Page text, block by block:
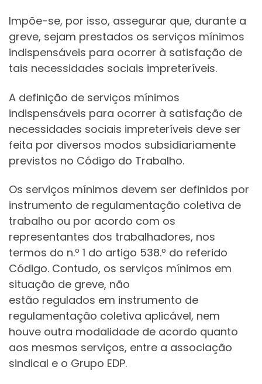
Impõe-se, por isso, assegurar que, durante a
greve, sejam prestados os serviços mínimos
indispensáveis para ocorrer à satisfação de
tais necessidades sociais impreteríveis.
A definição de serviços mínimos
indispensáveis para ocorrer à satisfação de
necessidades sociais impreteríveis deve ser
feita por diversos modos subsidiariamente
previstos no Código do Trabalho.
Os serviços mínimos devem ser definidos por
instrumento de regulamentação coletiva de
trabalho ou por acordo com os
representantes dos trabalhadores, nos
termos do n.º 1 do artigo 538.º do referido
Código. Contudo, os serviços mínimos em
situação de greve, não
estão regulados em instrumento de
regulamentação coletiva aplicável, nem
houve outra modalidade de acordo quanto
aos mesmos serviços, entre a associação
sindical e o Grupo EDP.